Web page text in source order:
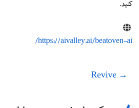
کنید.
https://aivalley.ai/beatoven-ai/
→
Revive